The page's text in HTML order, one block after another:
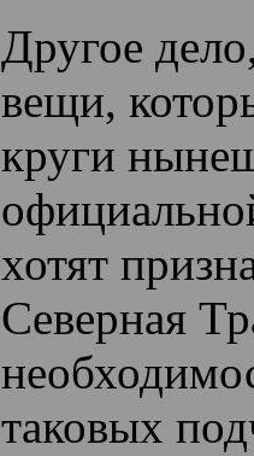
Другое
вещи,
круги
хотят
Северная
таковых